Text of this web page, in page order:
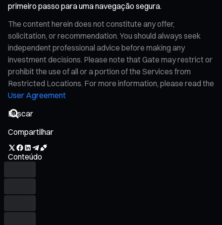
primeiro passo para uma navegação segura.
The content herein does not constitute any offer,
solicitation, or recommendation. You should always seek
independent professional advice before making any
investment decisions. Please note that Gate may restrict or
prohibit the use of all or a portion of the Services from
Restricted Locations. For more information, please read the
User Agreement
Compartilhar
Conteúdo